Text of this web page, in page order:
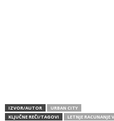
IZVOR/AUTOR
URBAN CITY
KLJUČNE REČI/TAGOVI
LETNJE RACUNANJE